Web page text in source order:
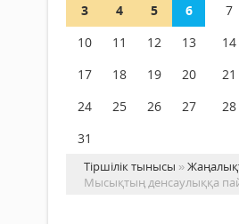
3
4 5 6 7
10
11 12 13 14
17
18 19 20 21
24
25 26 27 28
31
Тіршілік тынысы »
Мысықтың денсаулыққа